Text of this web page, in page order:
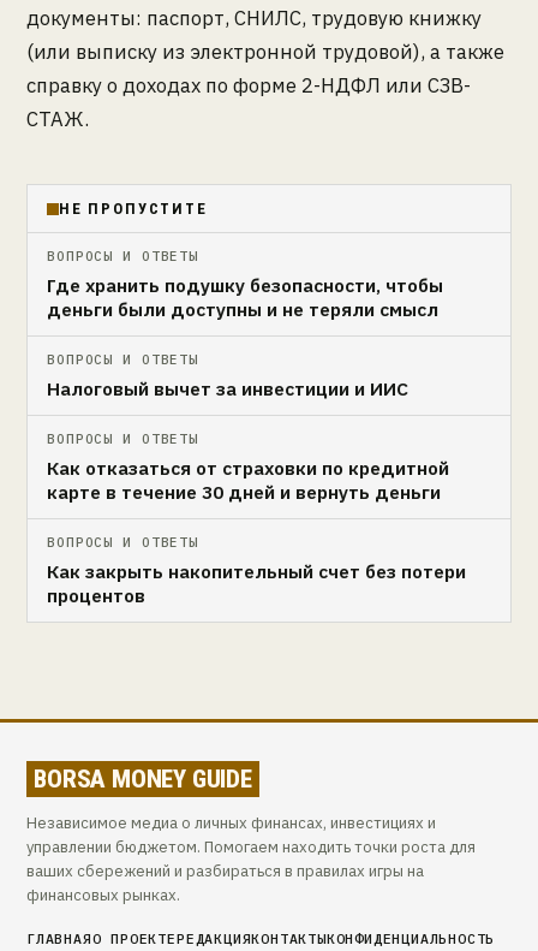
документы: паспорт, СНИЛС, трудовую книжку
(или выписку из электронной трудовой), а также
справку о доходах по форме 2-НДФЛ или СЗВ-
СТАЖ.
НЕ ПРОПУСТИТЕ
ВОПРОСЫ И ОТВЕТЫ
Где хранить подушку безопасности, чтобы
деньги были доступны и не теряли смысл
ВОПРОСЫ И ОТВЕТЫ
Налоговый вычет за инвестиции и ИИС
ВОПРОСЫ И ОТВЕТЫ
Как отказаться от страховки по кредитной
карте в течение 30 дней и вернуть деньги
ВОПРОСЫ И ОТВЕТЫ
Как закрыть накопительный счет без потери
процентов
BORSA MONEY GUIDE
Независимое медиа о личных финансах, инвестициях и
управлении бюджетом. Помогаем находить точки роста для
ваших сбережений и разбираться в правилах игры на
финансовых рынках.
ГЛАВНАЯО ПРОЕКТЕРЕДАКЦИЯКОНТАКТЫКОНФИДЕНЦИАЛЬНОСТЬ